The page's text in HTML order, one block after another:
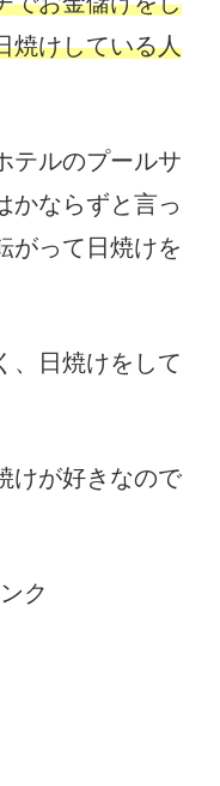
焼けしている人
テルのプールサ
かならずと言っ
がって日焼けを
、日焼けをして
けが好きなので
ク